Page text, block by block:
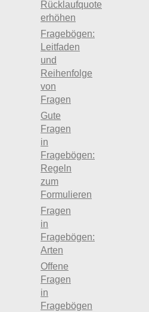
Rücklaufquote
erhöhen
Fragebögen:
Leitfaden
und
Reihenfolge
von
Fragen
Gute
Fragen
in
Fragebögen:
Regeln
zum
Formulieren
Fragen
in
Fragebögen:
Arten
Offene
Fragen
in
Fragebögen